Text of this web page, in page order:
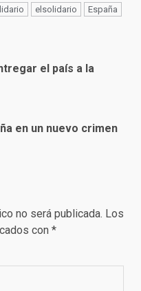
elsolidario
España
el país a la
en un nuevo crimen
no será publicada. Los
con *